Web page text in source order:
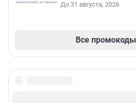
До 31 августа, 2026
Все промокоды